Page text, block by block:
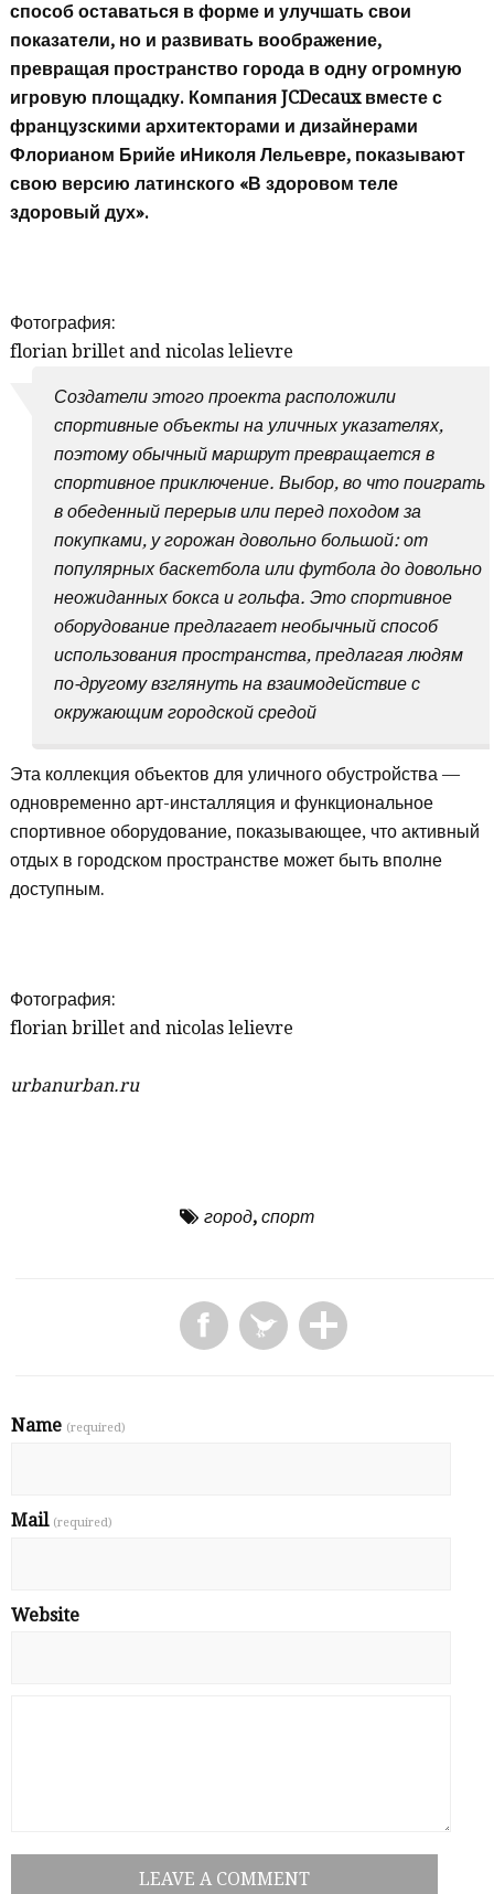
способ оставаться в форме и улучшать свои
показатели, но и развивать воображение,
превращая пространство города в одну огромную
игровую площадку. Компания JCDecaux вместе с
французскими архитекторами и дизайнерами
Флорианом Брийе иНиколя Лельевре, показывают
свою версию латинского «В здоровом теле
здоровый дух».
Фотография:
florian brillet and nicolas lelievre
Создатели этого проекта расположили
спортивные объекты на уличных указателях,
поэтому обычный маршрут превращается в
спортивное приключение. Выбор, во что поиграть
в обеденный перерыв или перед походом за
покупками, у горожан довольно большой: от
популярных баскетбола или футбола до довольно
неожиданных бокса и гольфа. Это спортивное
оборудование предлагает необычный способ
использования пространства, предлагая людям
по-другому взглянуть на взаимодействие с
окружающим городской средой
Эта коллекция объектов для уличного обустройства —
одновременно арт-инсталляция и функциональное
спортивное оборудование, показывающее, что активный
отдых в городском пространстве может быть вполне
доступным.
Фотография:
florian brillet and nicolas lelievre
urbanurban.ru
город, спорт
Name (required)
Mail (required)
Website